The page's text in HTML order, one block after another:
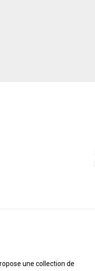
une collection de